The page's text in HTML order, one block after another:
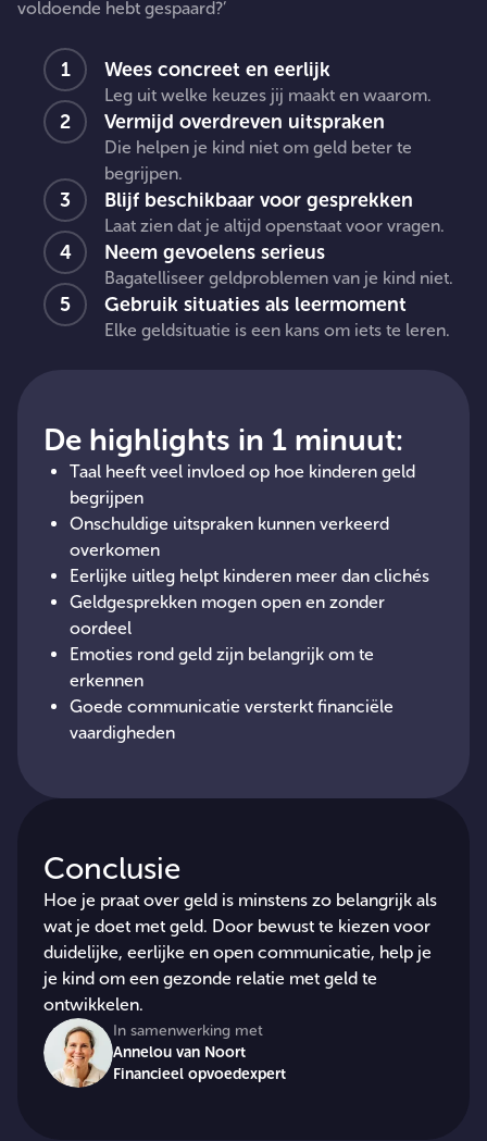
voldoende hebt gespaard?’
Wees concreet en eerlijk
Leg uit welke keuzes jij maakt en waarom.
Vermijd overdreven uitspraken
Die helpen je kind niet om geld beter te
begrijpen.
Blijf beschikbaar voor gesprekken
Laat zien dat je altijd openstaat voor vragen.
Neem gevoelens serieus
Bagatelliseer geldproblemen van je kind niet.
Gebruik situaties als leermoment
Elke geldsituatie is een kans om iets te leren.
De highlights in 1 minuut:
Taal heeft veel invloed op hoe kinderen geld
begrijpen
Onschuldige uitspraken kunnen verkeerd
overkomen
Eerlijke uitleg helpt kinderen meer dan clichés
Geldgesprekken mogen open en zonder
oordeel
Emoties rond geld zijn belangrijk om te
erkennen
Goede communicatie versterkt financiële
vaardigheden
Conclusie
Hoe je praat over geld is minstens zo belangrijk als
wat je doet met geld. Door bewust te kiezen voor
duidelijke, eerlijke en open communicatie, help je
je kind om een gezonde relatie met geld te
ontwikkelen.
In samenwerking met
Annelou van Noort
Financieel opvoedexpert